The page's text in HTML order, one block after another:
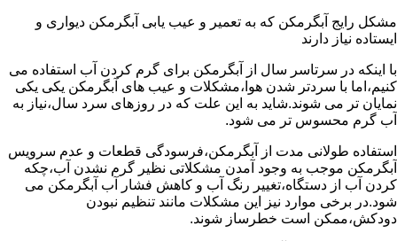
مشکل رایج آبگرمکن که به تعمیر و عیب یابی آبگرمکن دیواری و
ایستاده نیاز دارند
با اینکه در سرتاسر سال از آبگرمکن برای گرم کردن آب استفاده می
کنیم،اما با سردتر شدن هوا،مشکلات و عیب های آبگرمکن یکی یکی
نمایان تر می شوند.شاید به این علت که در روزهای سرد سال،نیاز به
آب گرم محسوس تر می شود.
استفاده طولانی مدت از آبگرمکن،فرسودگی قطعات و عدم سرویس
آبگرمکن موجب به وجود آمدن مشکلاتی نظیر گرم نشدن آب،چکه
کردن آب از دستگاه،تغییر رنگ آب و کاهش فشار آب آبگرمکن می
شود.در برخی موارد نیز این مشکلات مانند تنظیم نبودن
دودکش،ممکن است خطرساز شوند.